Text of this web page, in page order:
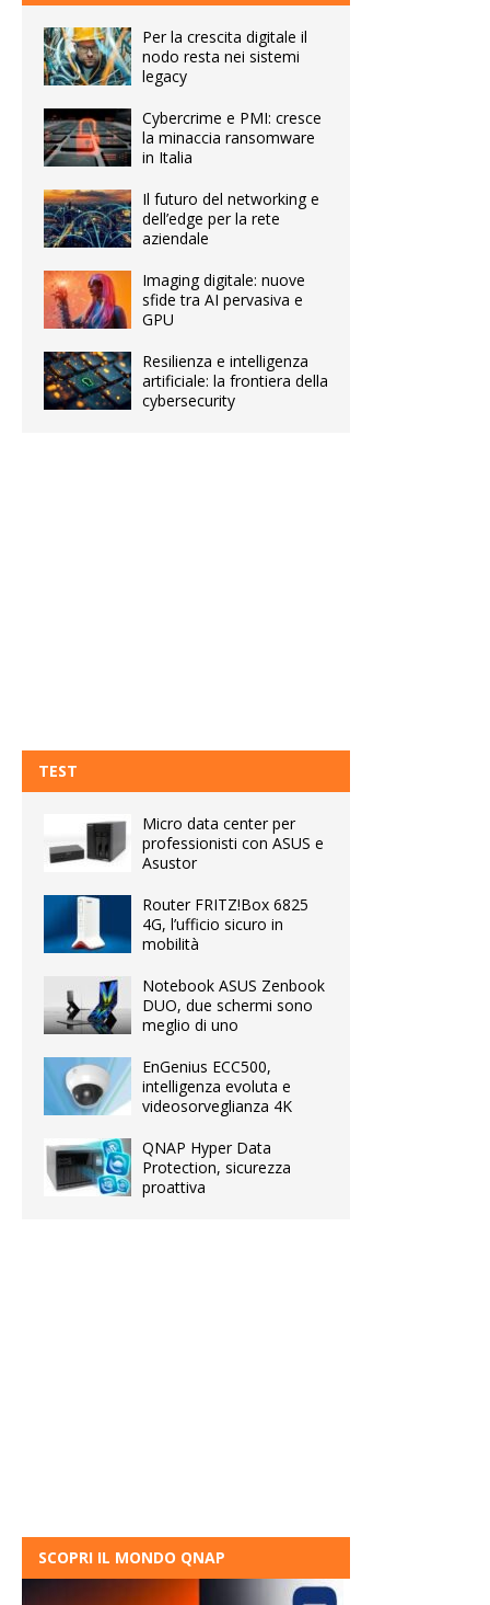
Per la crescita digitale il
nodo resta nei sistemi
legacy
Cybercrime e PMI: cresce
la minaccia ransomware
in Italia
Il futuro del networking e
dell’edge per la rete
aziendale
Imaging digitale: nuove
sfide tra AI pervasiva e
GPU
Resilienza e intelligenza
artificiale: la frontiera della
cybersecurity
TEST
Micro data center per
professionisti con ASUS e
Asustor
Router FRITZ!Box 6825
4G, l’ufficio sicuro in
mobilità
Notebook ASUS Zenbook
DUO, due schermi sono
meglio di uno
EnGenius ECC500,
intelligenza evoluta e
videosorveglianza 4K
QNAP Hyper Data
Protection, sicurezza
proattiva
SCOPRI IL MONDO QNAP